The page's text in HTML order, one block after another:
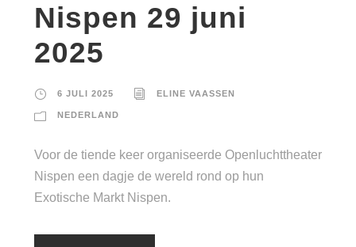
Nispen 29 juni
2025
6 JULI 2025 ELINE VAASSEN
NEDERLAND
Voor de tiende keer organiseerde Openluchttheater
Nispen een dagje de wereld rond op hun
Exotische Markt Nispen.